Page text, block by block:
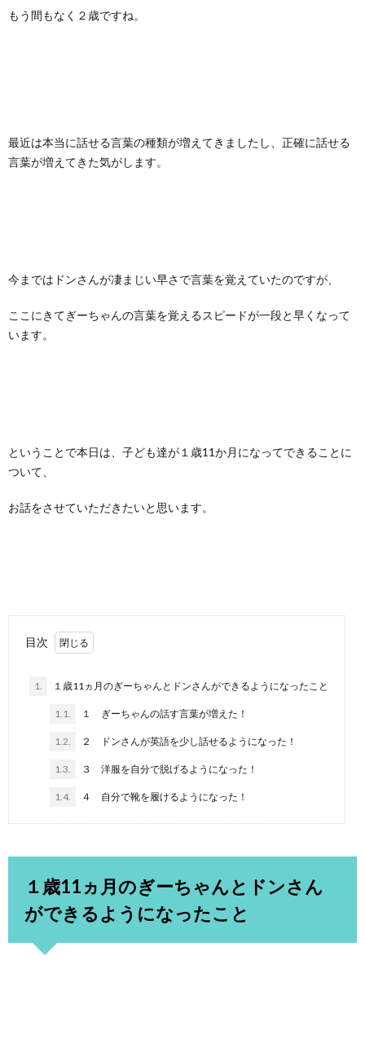
もう間もなく２歳ですね。
最近は本当に話せる言葉の種類が増えてきましたし、正確に話せる
言葉が増えてきた気がします。
今まではドンさんが凄まじい早さで言葉を覚えていたのですが、
ここにきてぎーちゃんの言葉を覚えるスピードが一段と早くなって
います。
ということで本日は、子ども達が１歳11か月になってできることに
ついて、
お話をさせていただきたいと思います。
目次
1. １歳11ヵ月のぎーちゃんとドンさんができるようになったこと
1.1. １ ぎーちゃんの話す言葉が増えた！
1.2. ２ ドンさんが英語を少し話せるようになった！
1.3. ３ 洋服を自分で脱げるようになった！
1.4. ４ 自分で靴を履けるようになった！
１歳11ヵ月のぎーちゃんとドンさん
ができるようになったこと